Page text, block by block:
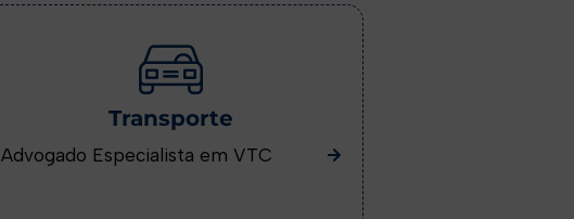
Transporte
Advogado Especialista em VTC